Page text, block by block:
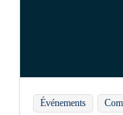
Événements